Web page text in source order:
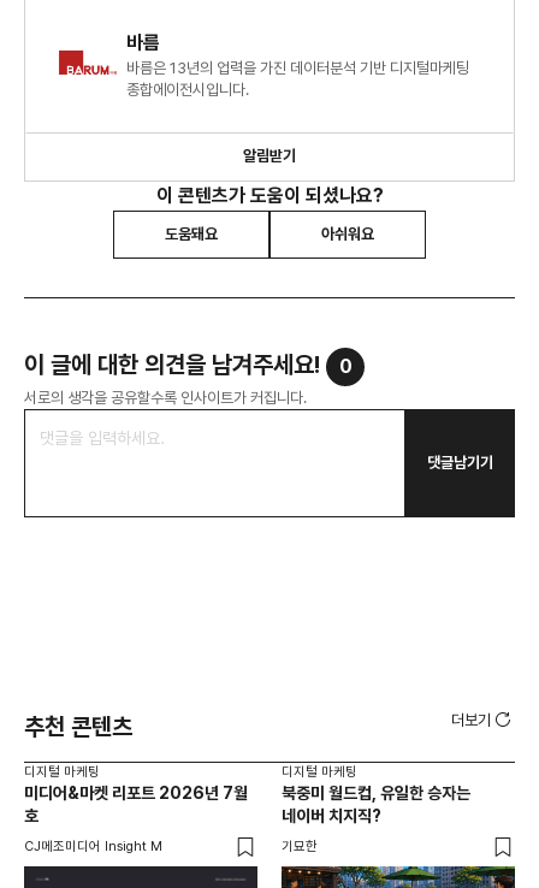
바름
바름은 13년의 업력을 가진 데이터분석 기반 디지털마케팅
종합에이전시입니다.
알림받기
이 콘텐츠가 도움이 되셨나요?
도움돼요 아쉬워요
이 글에 대한 의견을 남겨주세요! 0
서로의 생각을 공유할수록 인사이트가 커집니다.
댓글남기기
추천 콘텐츠 더보기
디지털 마케팅
미디어&마켓 리포트 2026년 7월
호
CJ메조미디어 Insight M
디지털 마케팅
북중미 월드컵, 유일한 승자는
네이버 치지직?
기묘한